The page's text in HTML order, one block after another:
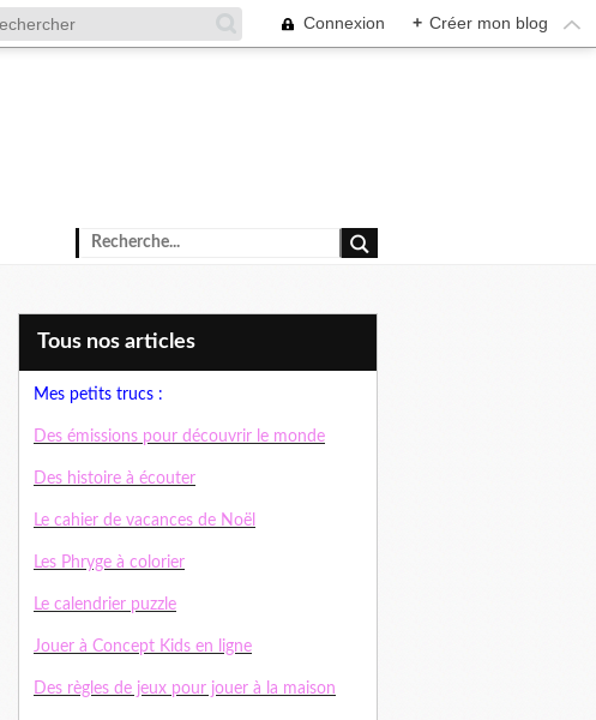
Connexion + Créer mon blog
Tous nos articles
Mes petits trucs :
Des émissions pour découvrir le monde
Des histoire à écouter
Le cahier de vacances de Noël
Les Phryge à colorier
Le calendrier puzzle
Jouer à Concept Kids en ligne
Des règles de jeux pour jouer à la maison